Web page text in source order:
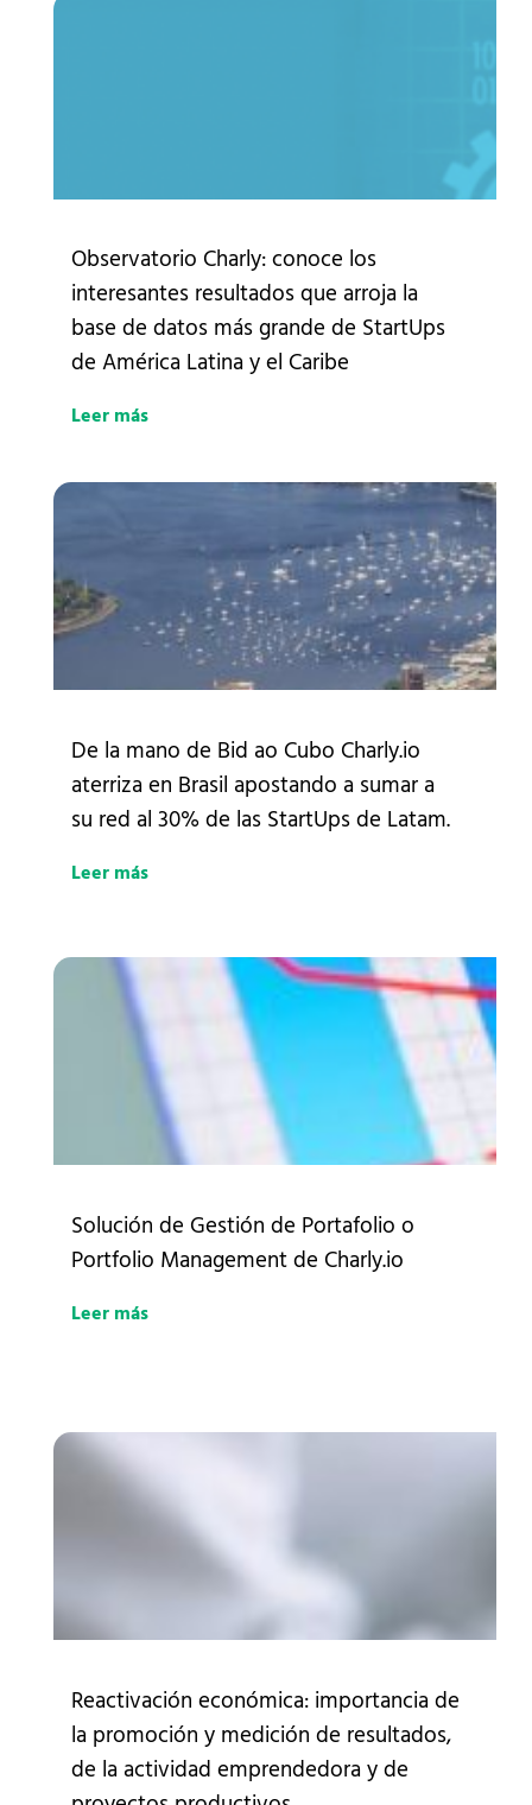
Observatorio Charly: conoce los
interesantes resultados que arroja la
base de datos más grande de StartUps
de América Latina y el Caribe
Leer más
De la mano de Bid ao Cubo Charly.io
aterriza en Brasil apostando a sumar a
su red al 30% de las StartUps de Latam.
Leer más
Solución de Gestión de Portafolio o
Portfolio Management de Charly.io
Leer más
Reactivación económica: importancia de
la promoción y medición de resultados,
de la actividad emprendedora y de